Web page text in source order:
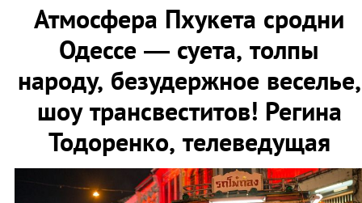
Атмосфера Пхукета сродни
Одессе — суета, толпы
народу, безудержное веселье,
шоу трансвеститов! Регина
Тодоренко, телеведущая